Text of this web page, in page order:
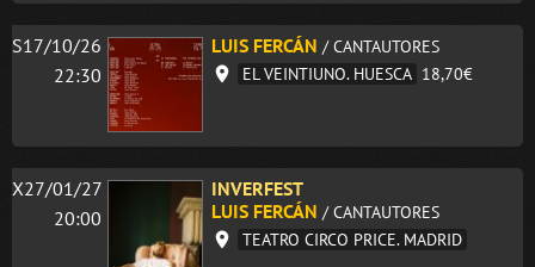
S17/10/26
22:30
LUIS FERCÁN / CANTAUTORES
EL VEINTIUNO. HUESCA 18,70€
X27/01/27
20:00
INVERFEST
LUIS FERCÁN / CANTAUTORES
TEATRO CIRCO PRICE. MADRID